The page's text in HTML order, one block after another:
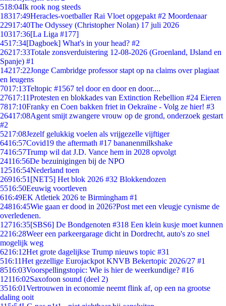
518:04Ik rook nog steeds
18317:49Heracles-voetballer Rai Vloet opgepakt #2 Moordenaar
22917:40The Odyssey (Christopher Nolan) 17 juli 2026
10317:36[La Liga #177]
4517:34[Dagboek] What's in your head? #2
26217:33Totale zonsverduistering 12-08-2026 (Groenland, IJsland en
Spanje) #1
14217:22Jonge Cambridge professor stapt op na claims over plagiaat
en leugens
7017:13Teltopic #1567 tel door en door en door....
27617:11Protesten en blokkades van Extinction Rebellion #24 Eieren
7817:10Franky en Coen bakken friet in Oekraïne - Volg ze hier! #3
26417:08Agent smijt zwangere vrouw op de grond, onderzoek gestart
#2
5217:08Jezelf gelukkig voelen als vrijgezelle vijftiger
6416:57Covid19 the aftermath #17 bananenmilkshake
7416:57Trump wil dat J.D. Vance hem in 2028 opvolgt
24116:56De bezuinigingen bij de NPO
12516:54Nederland toen
26916:51 [NET5] Het blok 2026 #32 Blokkendozen
5516:50Eeuwig voortleven
616:49EK Atletiek 2026 te Birmingham #1
24816:45Wie gaan er dood in 2026?Post met een vleugje cynisme de
overledenen.
12716:35[SBS6] De Bondgenoten #318 Een klein kusje moet kunnen
2216:28Weer een parkeergarage dicht in Dordrecht, auto's zo snel
mogelijk weg
6216:12Het grote dagelijkse Trump nieuws topic #31
516:11Het gezellige Eurojackpot KNVB Bekertopic 2026/27 #1
8516:03Voorspellingstopic: Wie is hier de weerkundige? #16
12116:02Saxofoon sound (deel 2)
3516:01Vertrouwen in economie neemt flink af, op een na grootse
daling ooit